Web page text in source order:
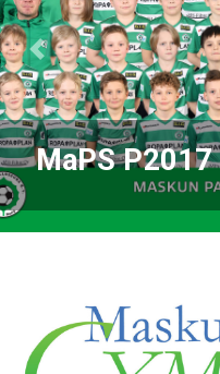
MaPS P2017
Previous